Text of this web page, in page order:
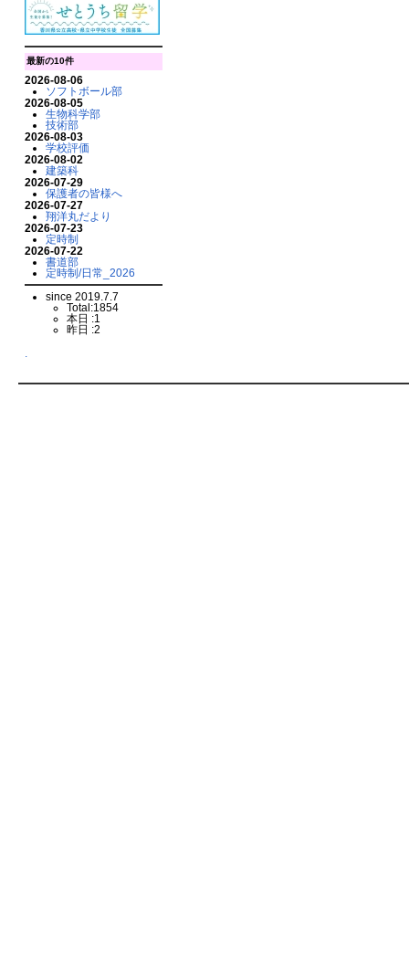
最新の10件
2026-08-06
ソフトボール部
2026-08-05
生物科学部
技術部
2026-08-03
学校評価
2026-08-02
建築科
2026-07-29
保護者の皆様へ
2026-07-27
翔洋丸だより
2026-07-23
定時制
2026-07-22
書道部
定時制/日常_2026
since 2019.7.7
Total:1854
本日 :1
昨日 :2